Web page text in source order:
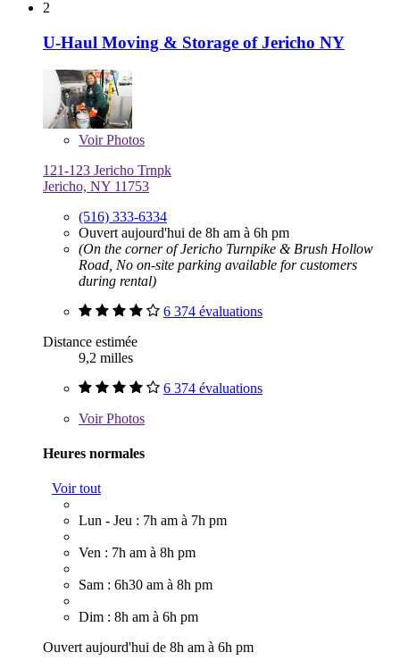
2
U-Haul Moving & Storage of Jericho NY
VoirPhotos
121-123 Jericho Trnpk
Jericho, NY 11753
(516) 333-6334
Ouvert aujourd'hui de 8h am à 6h pm
(On the corner of Jericho Turnpike & Brush Hollow
Road, No on-site parking available for customers
during rental)
6 374 évaluations
Distance estimée
9,2 milles
6 374 évaluations
VoirPhotos
Heures normales
Voir tout
Lun - Jeu : 7h am à 7h pm
Ven : 7h am à 8h pm
Sam : 6h30 am à 8h pm
Dim : 8h am à 6h pm
Ouvert aujourd'hui de 8h am à 6h pm